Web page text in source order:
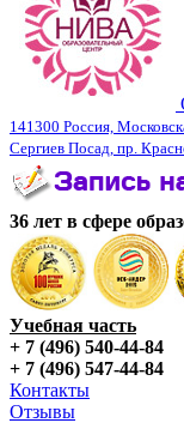
141300 Россия,
Сергиев Посад, пр.
36 лет в сфере
Учебная часть
+ 7 (496) 540-44-84
+ 7 (496) 547-44-84
Контакты
Отзывы